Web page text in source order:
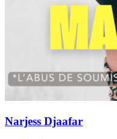
Narjess Djaafar